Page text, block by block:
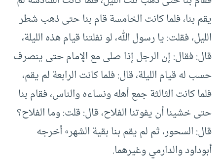
يقم بنا، فلما كانت الخامسة قام بنا حتى ذهب شطر
الليل، فقلت: يا رسول الله، لو نفلتنا قيام هذه الليلة،
قال: فقال: إن الرجل إذا صلى مع الإمام حتى ينصرف
حسب له قيام الليلة، قال: فلما كانت الرابعة لم يقم،
فلما كانت الثالثة جمع أهله ونساءه والناس، فقام بنا
حتى خشينا ‌أن ‌يفوتنا ‌الفلاح، قال: قلت: وما الفلاح؟
قال: السحور، ثم لم يقم بنا بقية الشهر» أخرجه
أبوداود والدارمي وغيرهما.